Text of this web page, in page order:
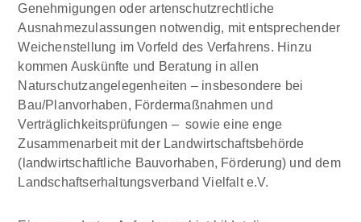
Genehmigungen oder artenschutzrechtliche
Ausnahmezulassungen notwendig, mit entsprechender
Weichenstellung im Vorfeld des Verfahrens. Hinzu
kommen Auskünfte und Beratung in allen
Naturschutzangelegenheiten – insbesondere bei
Bau/Planvorhaben, Fördermaßnahmen und
Verträglichkeitsprüfungen – sowie eine enge
Zusammenarbeit mit der Landwirtschaftsbehörde
(landwirtschaftliche Bauvorhaben, Förderung) und dem
Landschaftserhaltungsverband Vielfalt e.V.